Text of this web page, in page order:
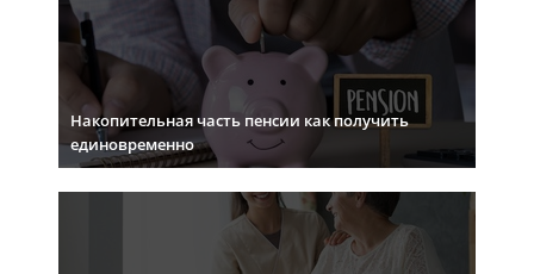
Накопительная часть пенсии как получить
единовременно